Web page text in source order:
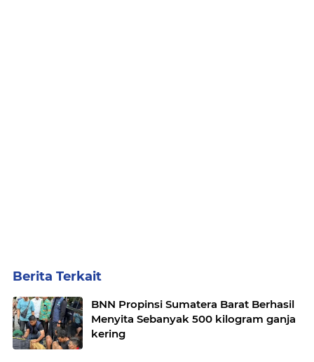
Berita Terkait
BNN Propinsi Sumatera Barat Berhasil
Menyita Sebanyak 500 kilogram ganja
kering